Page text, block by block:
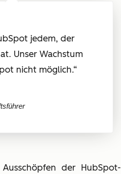
jedem, der
Unser Wachstum
nicht möglich.“
der HubSpot-